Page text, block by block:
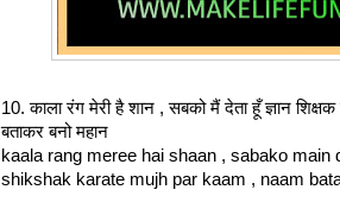
10. काला रंग मेरी है शान , सबको मैं देता हूँ ज्ञान
बताकर बनो महान
kaala rang meree hai shaan , sabako main
shikshak karate mujh par kaam , naam